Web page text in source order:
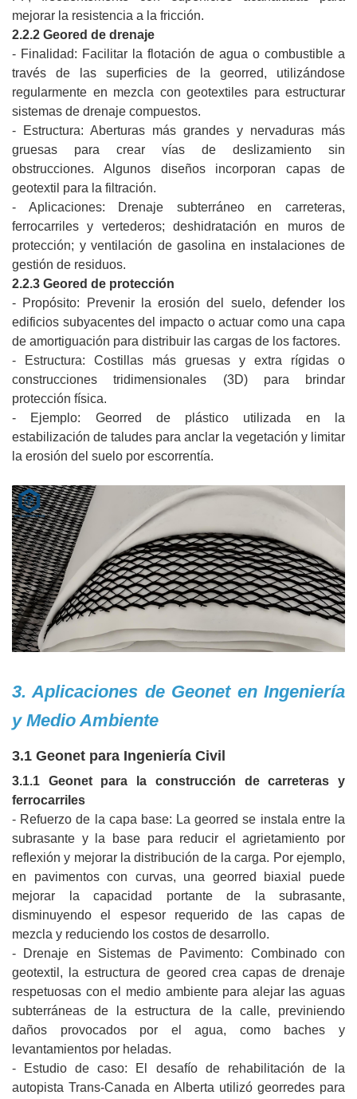
mejorar la resistencia a la fricción.
2.2.2 Geored de drenaje
- Finalidad: Facilitar la flotación de agua o combustible a
través de las superficies de la georred, utilizándose
regularmente en mezcla con geotextiles para estructurar
sistemas de drenaje compuestos.
- Estructura: Aberturas más grandes y nervaduras más
gruesas para crear vías de deslizamiento sin
obstrucciones. Algunos diseños incorporan capas de
geotextil para la filtración.
- Aplicaciones: Drenaje subterráneo en carreteras,
ferrocarriles y vertederos; deshidratación en muros de
protección; y ventilación de gasolina en instalaciones de
gestión de residuos.
2.2.3 Geored de protección
- Propósito: Prevenir la erosión del suelo, defender los
edificios subyacentes del impacto o actuar como una capa
de amortiguación para distribuir las cargas de los factores.
- Estructura: Costillas más gruesas y extra rígidas o
construcciones tridimensionales (3D) para brindar
protección física.
- Ejemplo: Georred de plástico utilizada en la
estabilización de taludes para anclar la vegetación y limitar
la erosión del suelo por escorrentía.
3. Aplicaciones de Geonet en Ingeniería
y Medio Ambiente
3.1 Geonet para Ingeniería Civil
3.1.1 Geonet para la construcción de carreteras y
ferrocarriles
- Refuerzo de la capa base: La georred se instala entre la
subrasante y la base para reducir el agrietamiento por
reflexión y mejorar la distribución de la carga. Por ejemplo,
en pavimentos con curvas, una georred biaxial puede
mejorar la capacidad portante de la subrasante,
disminuyendo el espesor requerido de las capas de
mezcla y reduciendo los costos de desarrollo.
- Drenaje en Sistemas de Pavimento: Combinado con
geotextil, la estructura de geored crea capas de drenaje
respetuosas con el medio ambiente para alejar las aguas
subterráneas de la estructura de la calle, previniendo
daños provocados por el agua, como baches y
levantamientos por heladas.
- Estudio de caso: El desafío de rehabilitación de la
autopista Trans-Canada en Alberta utilizó georredes para